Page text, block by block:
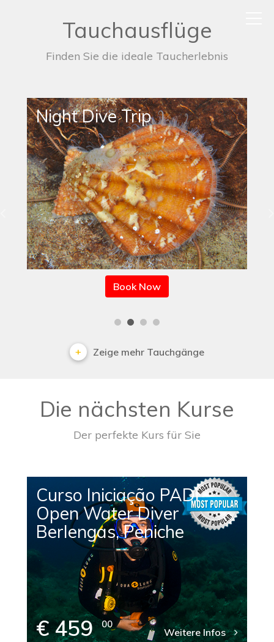
Tauchausflüge
Finden Sie die ideale Taucherlebnis
Night Dive Trip
Book Now
Zeige mehr Tauchgänge
Die nächsten Kurse
Der perfekte Kurs für Sie
Curso Iniciação PADI
Open Water Diver
Berlengas, Peniche
€ 459 00
Weitere Infos